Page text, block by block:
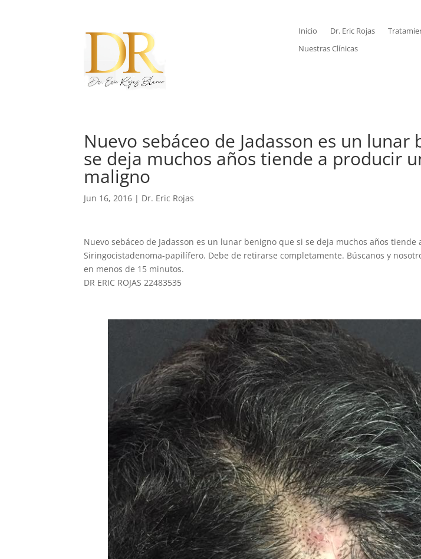
Inicio Dr. Eric Rojas
Nuestras Clínicas
Nuevo sebáceo de Jadasson es un lunar
se deja muchos años tiende a producir
maligno
Jun 16, 2016| Dr. Eric Rojas
Nuevo sebáceo de Jadasson es un lunar benigno que si se deja muchos años
Siringocistadenoma-papilífero. Debe de retirarse completamente. Búscanos y
en menos de 15 minutos.
DR ERIC ROJAS 22483535